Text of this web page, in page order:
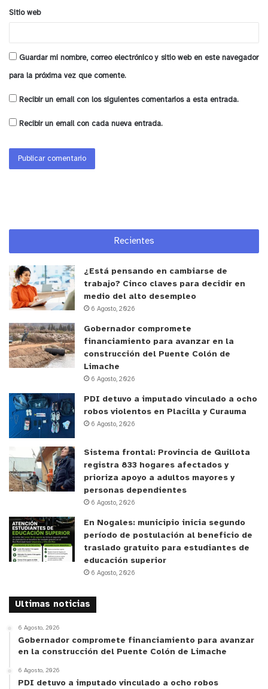
funcionado. El Estado de Chile y es la constitución,
la que designa a los poderes del Estado a fiscalizarse
unos con otros, así que muy bien por las víctimas y
agradezco a quienes firmamos esta acusación de
forma transversal el haber puesto sus firmas y
convicción y algunos también un poco apretados por
la política, dejaron que esto siguiera su Curso al
y tú, ¿qué opinas?
Sitio web
Guardar mi nombre, correo electrónico y sitio web en este navegador
para la próxima vez que comente.
Recibir un email con los siguientes comentarios a esta entrada.
Recibir un email con cada nueva entrada.
Recientes
¿Está pensando en cambiarse de
trabajo? Cinco claves para decidir en
medio del alto desempleo
6 Agosto, 2026
Gobernador compromete
financiamiento para avanzar en la
construcción del Puente Colón de
Limache
6 Agosto, 2026
PDI detuvo a imputado vinculado a ocho
robos violentos en Placilla y Curauma
6 Agosto, 2026
Sistema frontal: Provincia de Quillota
registra 833 hogares afectados y
prioriza apoyo a adultos mayores y
personas dependientes
6 Agosto, 2026
En Nogales: municipio inicia segundo
período de postulación al beneficio de
traslado gratuito para estudiantes de
educación superior
6 Agosto, 2026
Ultimas noticias
6 Agosto, 2026
Gobernador compromete financiamiento para avanzar
en la construcción del Puente Colón de Limache
6 Agosto, 2026
PDI detuvo a imputado vinculado a ocho robos